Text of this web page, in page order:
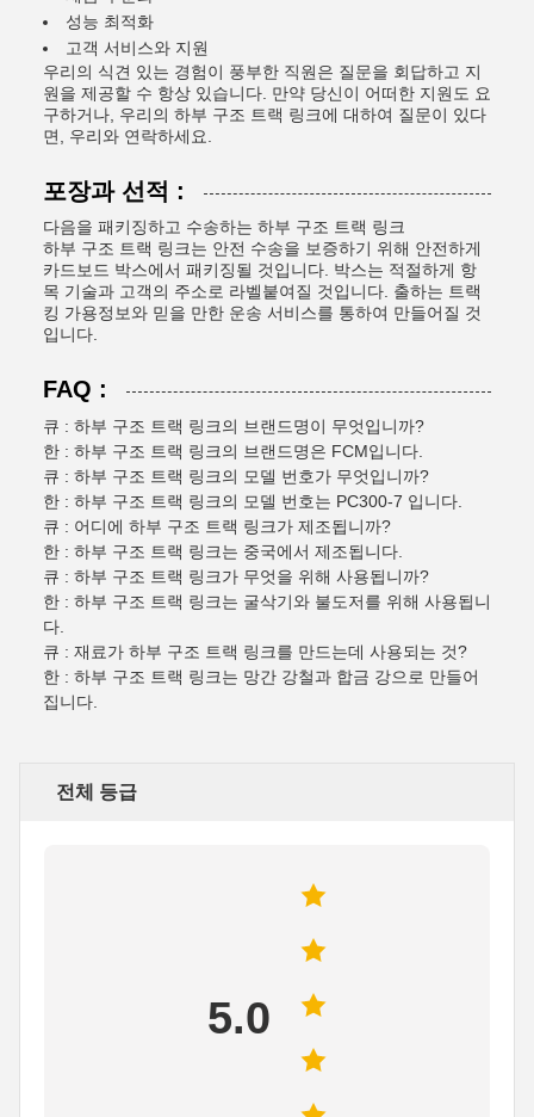
성능 최적화
고객 서비스와 지원
우리의 식견 있는 경험이 풍부한 직원은 질문을 회답하고 지
원을 제공할 수 항상 있습니다. 만약 당신이 어떠한 지원도 요
구하거나, 우리의 하부 구조 트랙 링크에 대하여 질문이 있다
면, 우리와 연락하세요.
포장과 선적 :
다음을 패키징하고 수송하는 하부 구조 트랙 링크
하부 구조 트랙 링크는 안전 수송을 보증하기 위해 안전하게
카드보드 박스에서 패키징될 것입니다. 박스는 적절하게 항
목 기술과 고객의 주소로 라벨붙여질 것입니다. 출하는 트랙
킹 가용정보와 믿을 만한 운송 서비스를 통하여 만들어질 것
입니다.
FAQ :
큐 : 하부 구조 트랙 링크의 브랜드명이 무엇입니까?
한 : 하부 구조 트랙 링크의 브랜드명은 FCM입니다.
큐 : 하부 구조 트랙 링크의 모델 번호가 무엇입니까?
한 : 하부 구조 트랙 링크의 모델 번호는 PC300-7 입니다.
큐 : 어디에 하부 구조 트랙 링크가 제조됩니까?
한 : 하부 구조 트랙 링크는 중국에서 제조됩니다.
큐 : 하부 구조 트랙 링크가 무엇을 위해 사용됩니까?
한 : 하부 구조 트랙 링크는 굴삭기와 불도저를 위해 사용됩니
다.
큐 : 재료가 하부 구조 트랙 링크를 만드는데 사용되는 것?
한 : 하부 구조 트랙 링크는 망간 강철과 합금 강으로 만들어
집니다.
전체 등급
5.0